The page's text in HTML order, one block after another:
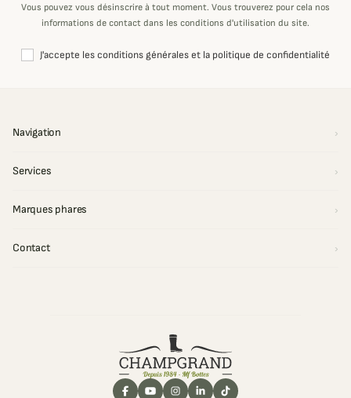
Vous pouvez vous désinscrire à tout moment. Vous trouverez pour cela nos
informations de contact dans les conditions d'utilisation du site.
J'accepte les conditions générales et la politique de confidentialité
Navigation
Services
Marques phares
Contact